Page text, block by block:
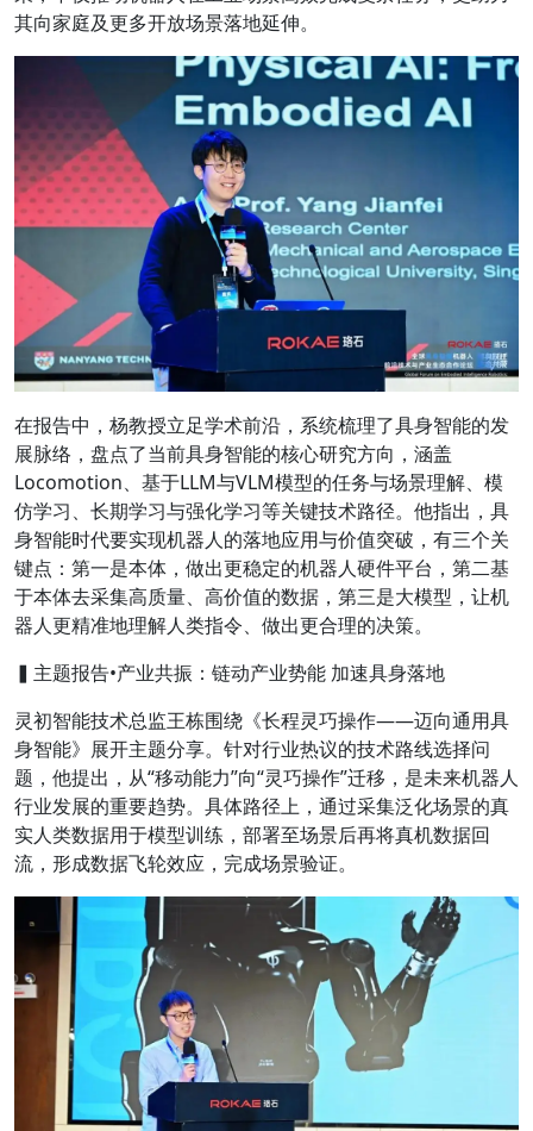
其向家庭及更多开放场景落地延伸。
在报告中，杨教授立足学术前沿，系统梳理了具身智能的发
展脉络，盘点了当前具身智能的核心研究方向，涵盖
Locomotion、基于LLM与VLM模型的任务与场景理解、模
仿学习、长期学习与强化学习等关键技术路径。他指出，具
身智能时代要实现机器人的落地应用与价值突破，有三个关
键点：第一是本体，做出更稳定的机器人硬件平台，第二基
于本体去采集高质量、高价值的数据，第三是大模型，让机
器人更精准地理解人类指令、做出更合理的决策。
▍主题报告•产业共振：链动产业势能 加速具身落地
灵初智能技术总监王栋围绕 《长程灵巧操作——迈向通用具
身智能》 展开主题分享。针对行业热议的技术路线选择问
题，他提出，从“移动能力”向“灵巧操作”迁移，是未来机器人
行业发展的重要趋势。具体路径上，通过采集泛化场景的真
实人类数据用于模型训练，部署至场景后再将真机数据回
流，形成数据飞轮效应，完成场景验证。